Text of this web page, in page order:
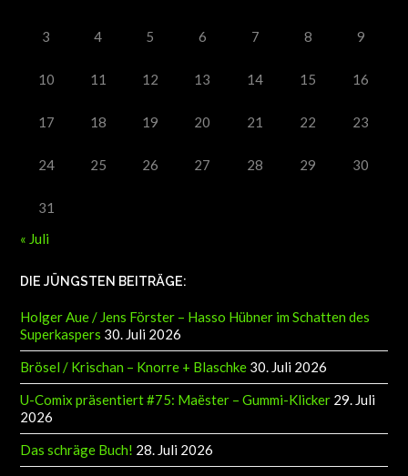
3 4 5 6 7 8 9
10 11 12 13 14 15 16
17 18 19 20 21 22 23
24 25 26 27 28 29 30
31
« Juli
DIE JÜNGSTEN BEITRÄGE:
Holger Aue / Jens Förster – Hasso Hübner im Schatten des
Superkaspers 30. Juli 2026
Brösel / Krischan – Knorre + Blaschke 30. Juli 2026
U-Comix präsentiert #75: Maëster – Gummi-Klicker 29. Juli
2026
Das schräge Buch! 28. Juli 2026